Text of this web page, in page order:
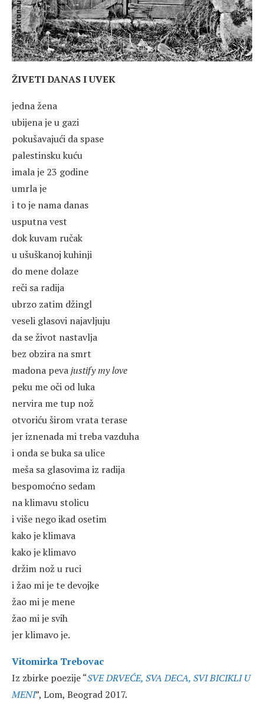
ŽIVETI DANAS I UVEK
jedna žena
ubijena je u gazi
pokušavajući da spase
palestinsku kuću
imala je 23 godine
umrla je
i to je nama danas
usputna vest
dok kuvam ručak
u ušuškanoj kuhinji
do mene dolaze
reči sa radija
ubrzo zatim džingl
veseli glasovi najavljuju
da se život nastavlja
bez obzira na smrt
madona pevajustify my love
peku me oči od luka
nervira me tup nož
otvoriću širom vrata terase
jer iznenada mi treba vazduha
i onda se buka sa ulice
meša sa glasovima iz radija
bespomoćno sedam
na klimavu stolicu
i više nego ikad osetim
kako je klimava
kako je klimavo
držim nož u ruci
i žao mi je te devojke
žao mi je mene
žao mi je svih
jer klimavo je.
Vitomirka Trebovac
Iz zbirke poezije “SVE DRVEĆE, SVA DECA, SVI BICIKLI U
MENI”, Lom, Beograd 2017.